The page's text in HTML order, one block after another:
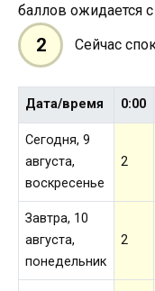
баллов ожидается
2 Сейчас
Дата/время 0:00
Сегодня, 9
августа,
воскресенье
2
Завтра, 10
августа,
понедельник
2